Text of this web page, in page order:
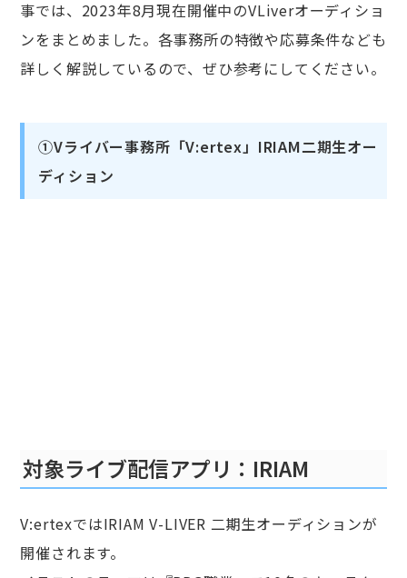
事では、2023年8月現在開催中のVLiverオーディショ
ンをまとめました。各事務所の特徴や応募条件なども
詳しく解説しているので、ぜひ参考にしてください。
①Vライバー事務所「V:ertex」IRIAM二期生オー
ディション
対象ライブ配信アプリ：IRIAM
V:ertexではIRIAM V-LIVER 二期生オーディションが
開催されます。